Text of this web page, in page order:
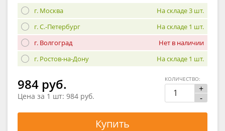
г. Москва
На складе 3 шт.
г. С.-Петербург
На складе 1 шт.
г. Волгоград
Нет в наличии
г. Ростов-на-Дону
На складе 1 шт.
984 руб.
Цена за 1 шт: 984 руб.
+
-
КОЛИЧЕСТВО:
Купить